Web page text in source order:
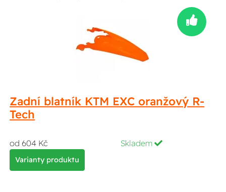
Zadní blatník KTM EXC oranžový R-
Tech
od 604 Kč Skladem
Varianty produktu